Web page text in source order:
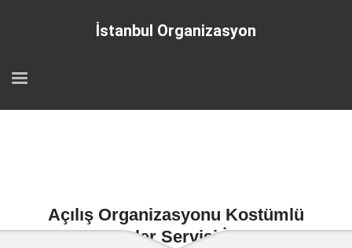
İstanbul Organizasyon
Açılış Organizasyonu Kostümlü
Karakterler Servisi İstanbul